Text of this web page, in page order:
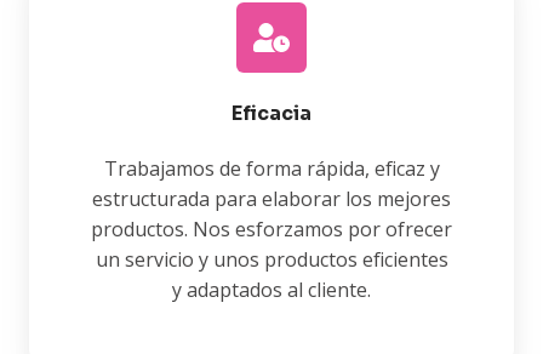
Eficacia
Trabajamos de forma rápida, eficaz y
estructurada para elaborar los mejores
productos. Nos esforzamos por ofrecer
un servicio y unos productos eficientes
y adaptados al cliente.